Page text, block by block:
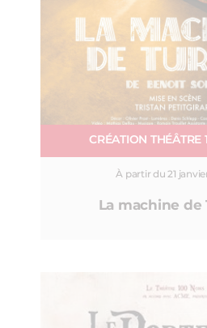
CRÉATION THÉÂTRE
À partir du 21
La machine de